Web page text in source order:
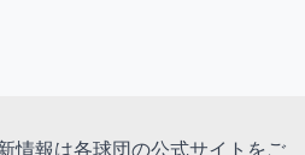
情報は各球団の公式サイトをご